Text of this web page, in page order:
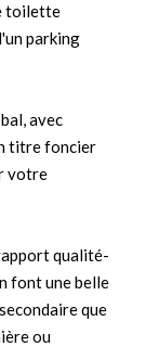
toilette
parking
avec
titre foncier
votre
qualité-
font une belle
que
ou